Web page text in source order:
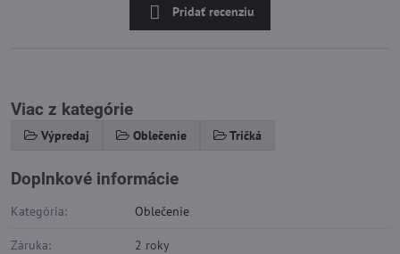
Pridať recenziu
Viac z kategórie
Výpredaj Oblečenie Tričká
Doplnkové informácie
Kategória: Oblečenie
Záruka: 2 roky